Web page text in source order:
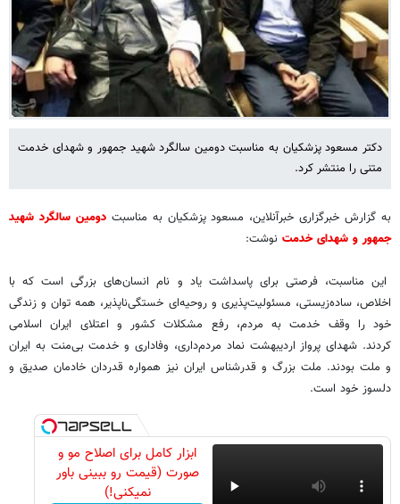
دکتر مسعود پزشکیان به مناسبت دومین سالگرد شهید جمهور و شهدای خدمت
متنی را منتشر کرد.
به گزارش خبرگزاری خبرآنلاین، مسعود پزشکیان به مناسبتدومین سالگرد شهید
جمهور و شهدای خدمت نوشت:
این مناسبت، فرصتی برای پاسداشت یاد و نام انسان‌های بزرگی است که با
اخلاص، ساده‌زیستی، مسئولیت‌پذیری و روحیه‌ای خستگی‌ناپذیر، همه توان و زندگی
خود را وقف خدمت به مردم، رفع مشکلات کشور و اعتلای ایران اسلامی
کردند. شهدای پرواز اردیبهشت نماد مردم‌داری، وفاداری و خدمت بی‌منت به ایران
و ملت بودند. ملت بزرگ و قدرشناس ایران نیز همواره قدردان خادمان صدیق و
دلسوز خود است.
ابزار کامل برای اصلاح مو و
صورت (قیمت رو ببینی باور
نمیکنی!)